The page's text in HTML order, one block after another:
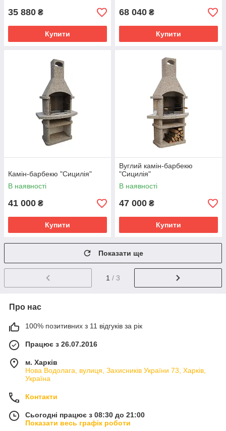
35 880 ₴
Купити
68 040 ₴
Купити
Камін-барбекю "Сицилія"
В наявності
41 000 ₴
Купити
Вуглий камін-барбекю
"Сицилія"
В наявності
47 000 ₴
Купити
Показати ще
1 / 3
Про нас
100% позитивних з 11 відгуків за рік
Працює з 26.07.2016
м. Харків
Нова Водолага, вулиця, Захисників України 73, Харків,
Україна
Контакти
Сьогодні працює з 08:30 до 21:00
Показати весь графік роботи